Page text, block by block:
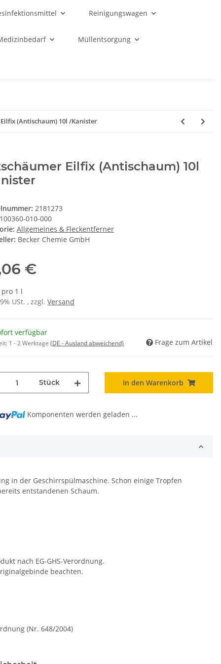
Reinigungswagen
Müllentsorgung
(Antischaum) 10l /Kanister
Eilfix (Antischaum) 10l
2181273
100360-010-000
Allgemeines & Fleckentferner
Becker Chemie GmbH
€
pro 1 l
USt. , zzgl. Versand
verfügbar
1 - 2 Werktage (DE - Ausland abweichend) Frage zum Artikel
Stück In den Warenkorb
Komponenten werden geladen ...
in der Geschirrspülmaschine. Schon einige Tropfen
entstandenen Schaum.
nach EG-GHS-Verordnung.
beachten.
(Nr. 648/2004)